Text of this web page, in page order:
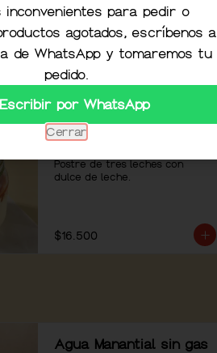
tostadas y vinagreta de
shallots.
$17.900
Postre de tres leches con
dulce de leche.
$16.500
Agua Manantial sin gas
inconvenientes para pedir o
agotados, escríbenos a
de WhatsApp y tomaremos tu
pedido.
por WhatsApp
Cerrar